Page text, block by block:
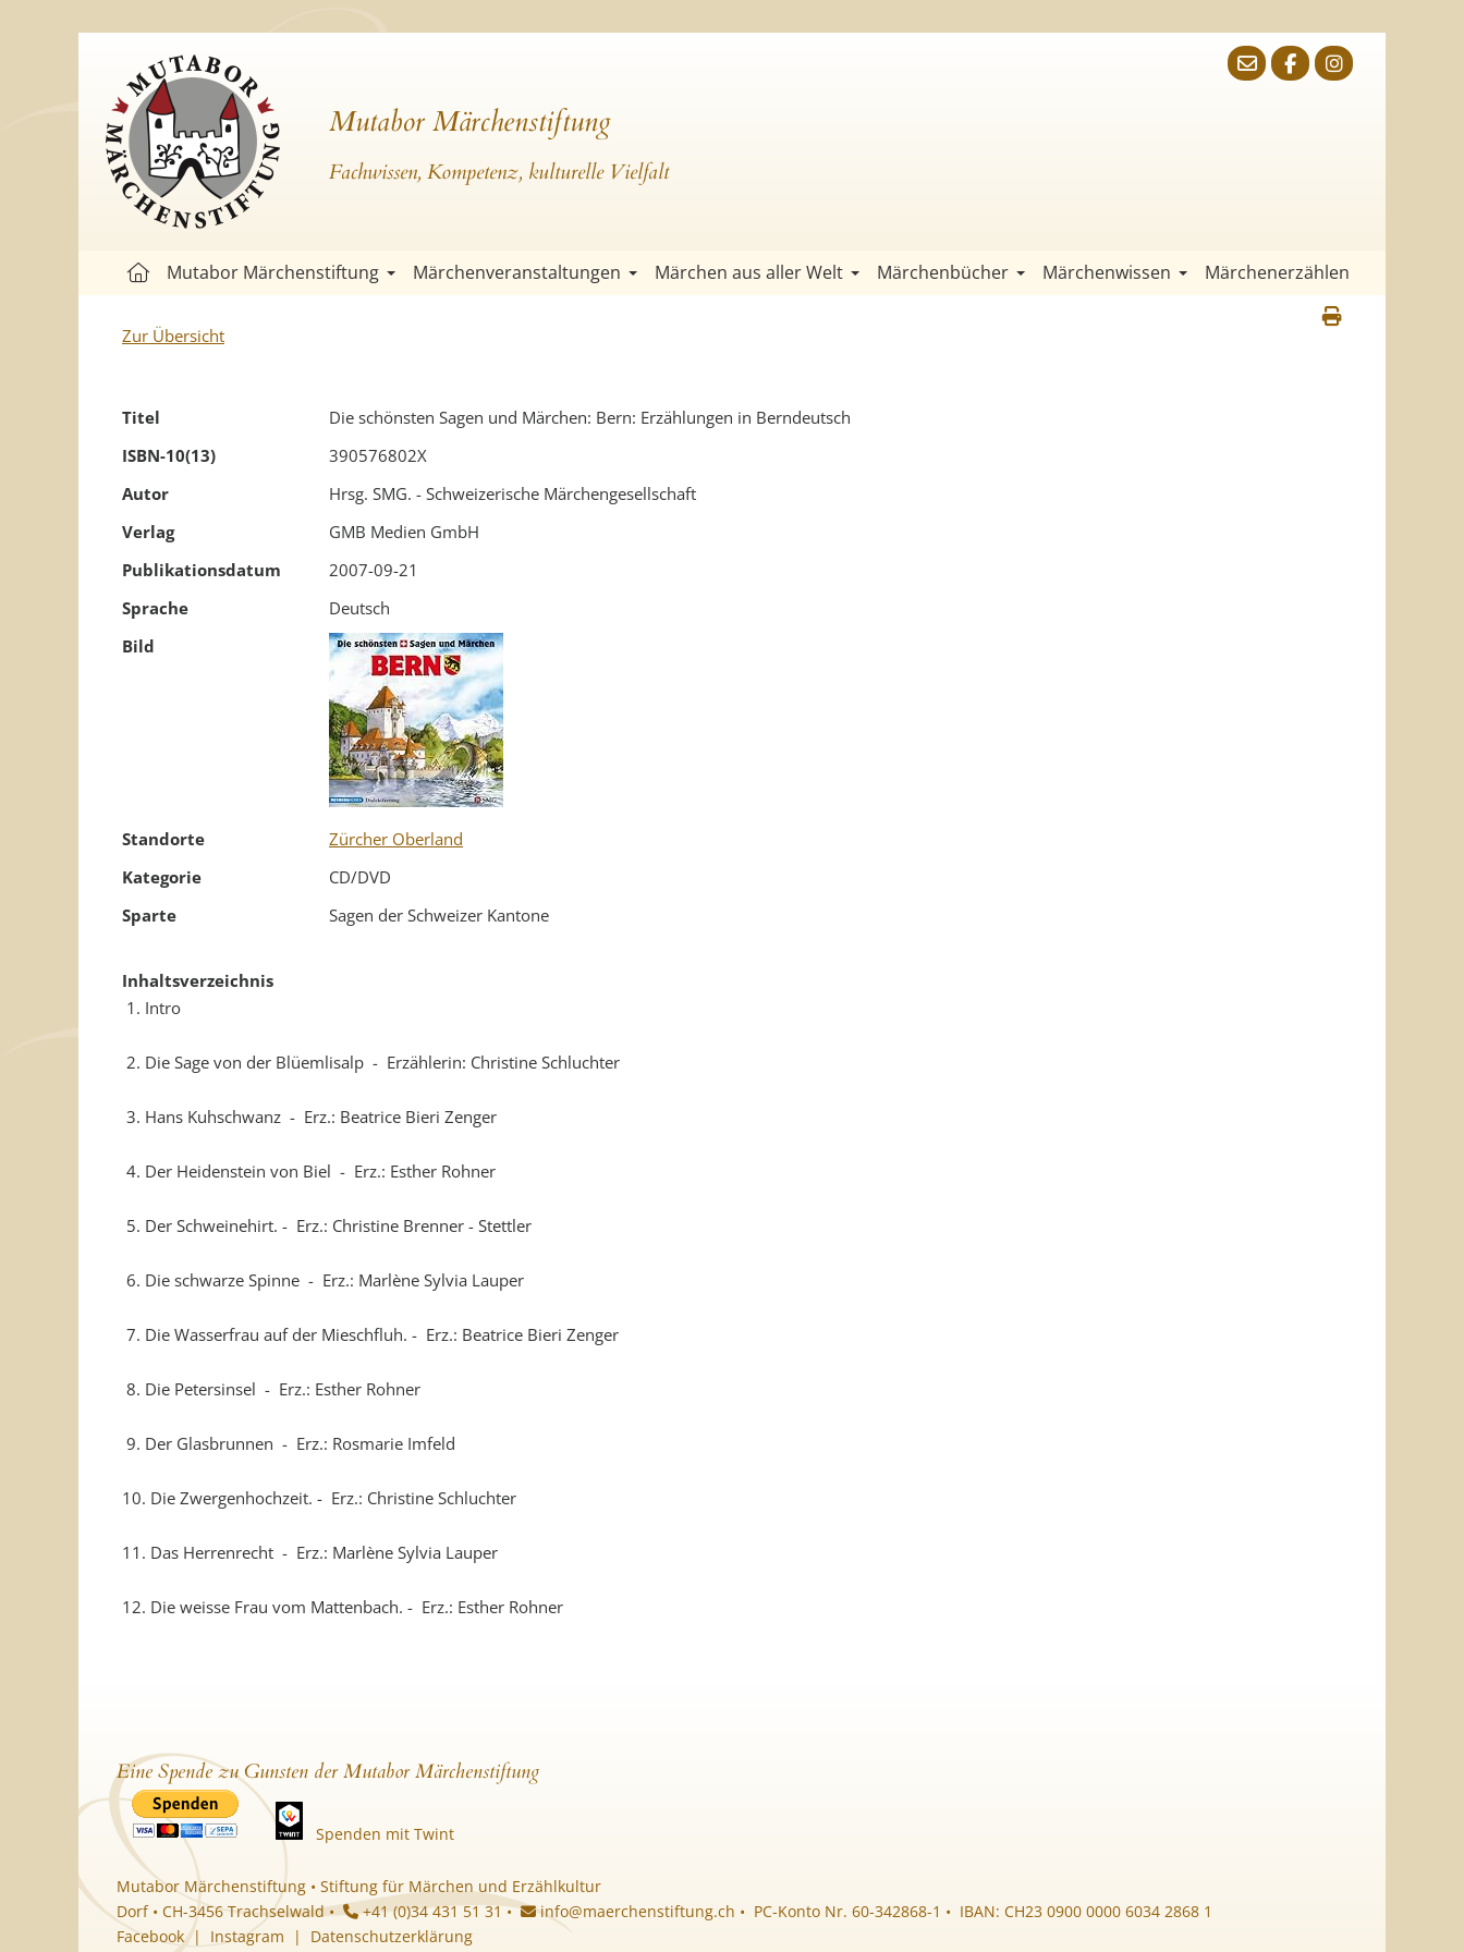
Mutabor Märchenstiftung
Fachwissen, Kompetenz, kulturelle Vielfalt
Mutabor Märchenstiftung Märchenveranstaltungen Märchen aus aller Welt Märchenbücher Märchenwissen Märchenerzählen
Zur Übersicht
Titel
Die schönsten Sagen und Märchen: Bern: Erzählungen in Berndeutsch
ISBN-10(13)
390576802X
Autor
Hrsg. SMG. - Schweizerische Märchengesellschaft
Verlag
GMB Medien GmbH
Publikationsdatum
2007-09-21
Sprache
Deutsch
Bild
Standorte
Zürcher Oberland
Kategorie
CD/DVD
Sparte
Sagen der Schweizer Kantone
Inhaltsverzeichnis
1. Intro
2. Die Sage von der Blüemlisalp - Erzählerin: Christine Schluchter
3. Hans Kuhschwanz - Erz.: Beatrice Bieri Zenger
4. Der Heidenstein von Biel - Erz.: Esther Rohner
5. Der Schweinehirt. - Erz.: Christine Brenner - Stettler
6. Die schwarze Spinne - Erz.: Marlène Sylvia Lauper
7. Die Wasserfrau auf der Mieschfluh. - Erz.: Beatrice Bieri Zenger
8. Die Petersinsel - Erz.: Esther Rohner
9. Der Glasbrunnen - Erz.: Rosmarie Imfeld
10. Die Zwergenhochzeit. - Erz.: Christine Schluchter
11. Das Herrenrecht - Erz.: Marlène Sylvia Lauper
12. Die weisse Frau vom Mattenbach. - Erz.: Esther Rohner
Eine Spende zu Gunsten der Mutabor Märchenstiftung
Spenden mit Twint
Mutabor Märchenstiftung • Stiftung für Märchen und Erzählkultur
Dorf • CH-3456 Trachselwald •
+41 (0)34 431 51 31 • info@maerchenstiftung.ch • PC-Konto Nr. 60-342868-1 • IBAN: CH23 0900 0000 6034 2868 1
Facebook| Instagram | Datenschutzerklärung